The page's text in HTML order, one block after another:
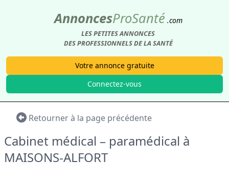
AnnoncesProSanté .com
LES PETITES ANNONCES
DES PROFESSIONNELS DE LA SANTÉ
Votre annonce gratuite
Connectez-vous
Retourner à la page précédente
Cabinet médical – paramédical à
MAISONS-ALFORT